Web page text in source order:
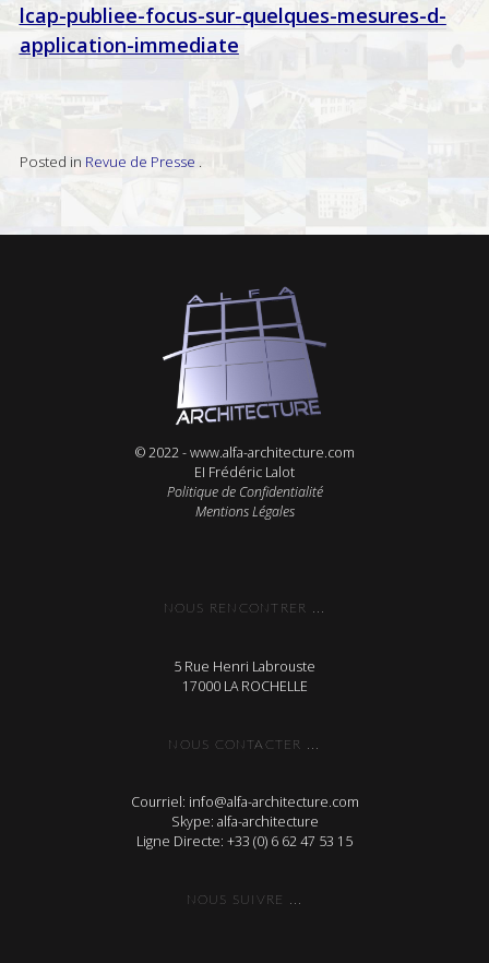
lcap-publiee-focus-sur-quelques-mesures-d-
application-immediate
Posted in Revue de Presse .
© 2022 -www.alfa-architecture.com
EI Frédéric Lalot
Politique de Confidentialité
Mentions Légales
NOUS RENCONTRER ...
5 Rue Henri Labrouste
17000 LA ROCHELLE
NOUS CONTACTER ...
Courriel: info@alfa-architecture.com
Skype: alfa-architecture
Ligne Directe: +33 (0) 6 62 47 53 15
NOUS SUIVRE ...